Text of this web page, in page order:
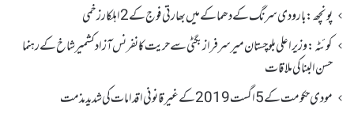
پونچھ: بارودی سرنگ کے دھماکے میں بھارتی فوج کے 2اہلکار زخمی
کوئٹہ : وزیر اعلی بلوچستان میر سرفراز بگٹی سے حریت کانفرنس آزاد کشمیر شاخ کے رہنما
حسن البنا کی ملاقات
مودی حکومت کے 5اگست2019کے غیر قانونی اقدامات کی شدید مذمت